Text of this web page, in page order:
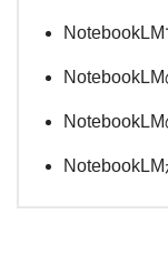
NotebookLM